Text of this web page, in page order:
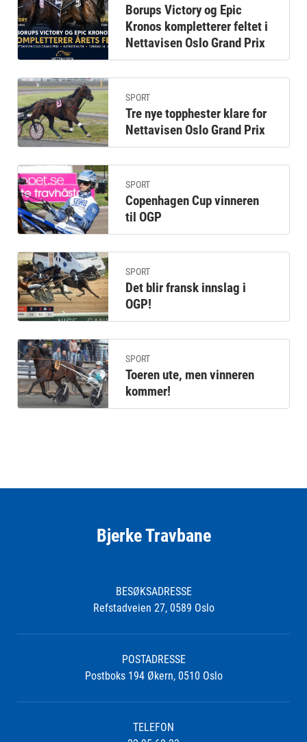
Borups Victory og Epic
Kronos kompletterer feltet i
Nettavisen Oslo Grand Prix
SPORT
Tre nye topphester klare for
Nettavisen Oslo Grand Prix
SPORT
Copenhagen Cup vinneren
til OGP
SPORT
Det blir fransk innslag i
OGP!
SPORT
Toeren ute, men vinneren
kommer!
Bjerke Travbane
BESØKSADRESSE
Refstadveien 27, 0589 Oslo
POSTADRESSE
Postboks 194 Økern, 0510 Oslo
TELEFON